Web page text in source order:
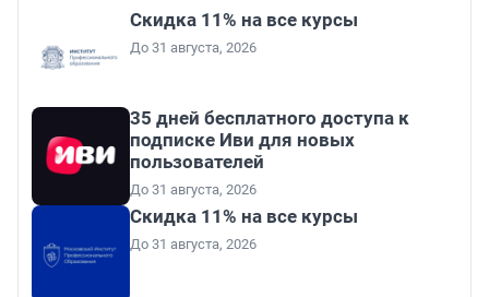
Скидка 11% на все курсы
До 31 августа, 2026
35 дней бесплатного доступа к
подписке Иви для новых
пользователей
До 31 августа, 2026
Скидка 11% на все курсы
До 31 августа, 2026